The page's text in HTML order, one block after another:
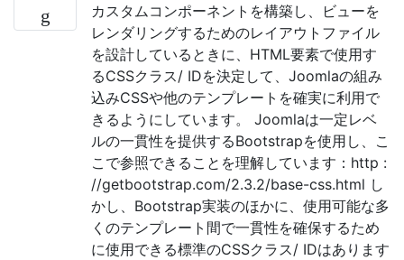
カスタムコンポーネントを構築し、ビューを
レンダリングするためのレイアウトファイル
を設計しているときに、HTML要素で使用す
るCSSクラス/ IDを決定して、Joomlaの組み
込みCSSや他のテンプレートを確実に利用で
きるようにしています。 Joomlaは一定レベ
ルの一貫性を提供するBootstrapを使用し、こ
こで参照できることを理解しています：http :
//getbootstrap.com/2.3.2/base-css.html し
かし、Bootstrap実装のほかに、使用可能な多
くのテンプレート間で一貫性を確保するため
に使用できる標準のCSSクラス/ IDはあります